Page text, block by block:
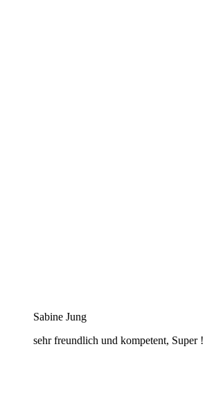
Sabine Jung
sehr freundlich und kompetent, Super !